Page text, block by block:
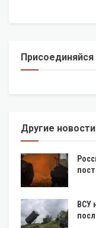
Присоединяйся
Другие новости
ВСУ